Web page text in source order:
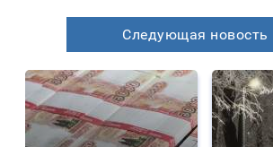
Следующая новость